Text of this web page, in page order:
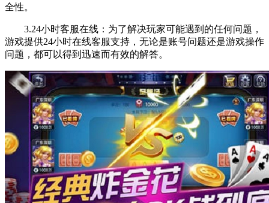
全性。
3.24小时客服在线：为了解决玩家可能遇到的任何问题，
游戏提供24小时在线客服支持，无论是账号问题还是游戏操作
问题，都可以得到迅速而有效的解答。